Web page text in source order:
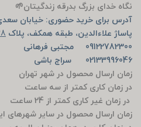
نگاه خدای بزرگ بدرقه زندگیتان🌱
آدرس برای خرید حضوری: خیابان
پاساژ علاءالدین، طبقه همکف، پلاک
09122782300 مجتبی فرهانی
02133996046 سراج باشی
زمان ارسال محصول در شهر تهران
در زمان کاری کمتر از سه ساعت
در زمان غیر کاری کمتر از 24 ساعت
زمان ارسال محصول در سایر شهرهای